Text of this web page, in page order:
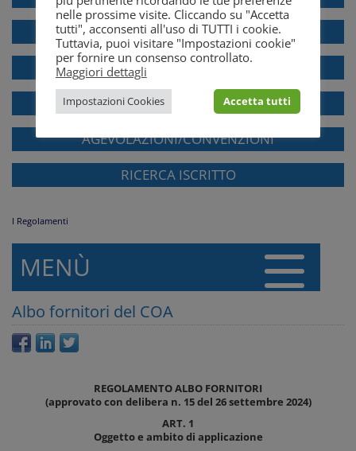
FIRME DIGITALI E CLIENS
FATTURAZIONE ELETTRONICA
LA MODULISTICA
AGEVOLAZIONI/CONVENZIONI
RICERCA ISCRITTO
I Regolamenti
MENÙ
Albo fornitori del COA
REGOLAMENTO ALBO FORNITORI
(approvato con delibera n. 15 del 26 settembre 2024)
ART. 1
Oggetto e ambito di applicazione
nelle prossime visite. Cliccando su "Accetta
tutti", acconsenti all'uso di TUTTI i cookie.
Tuttavia, puoi visitare "Impostazioni cookie"
per fornire un consenso controllato.
Maggiori dettagli
Impostazioni Cookies Accetta tutti